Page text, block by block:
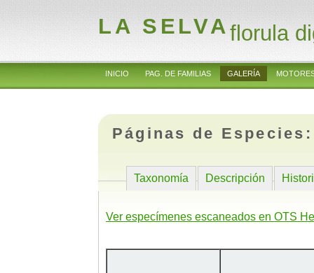
LA SELVAflorula
INICIO PAG. DE FAMILIAS GALERÍA
Páginas de
Taxonomía Descripción
Ver especímenes escaneados en OTS